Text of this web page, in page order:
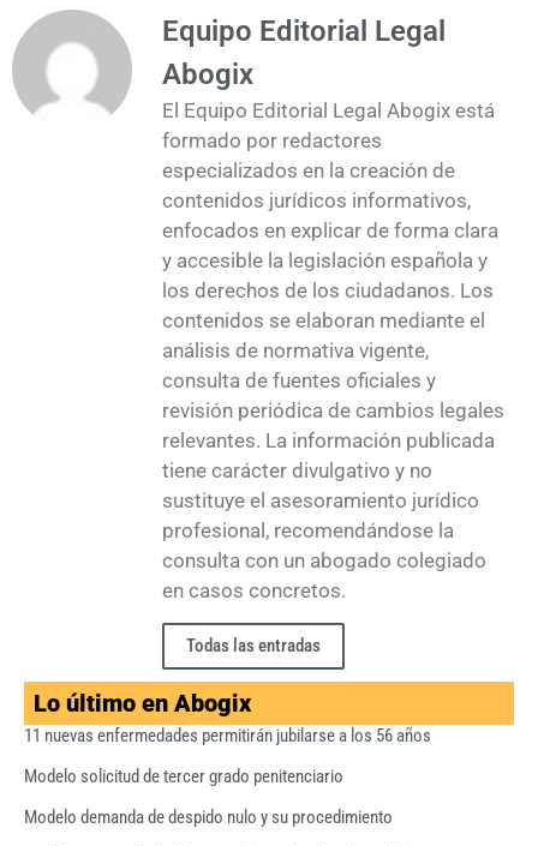
Equipo Editorial Legal
Abogix
El Equipo Editorial Legal Abogix está
formado por redactores
especializados en la creación de
contenidos jurídicos informativos,
enfocados en explicar de forma clara
y accesible la legislación española y
los derechos de los ciudadanos. Los
contenidos se elaboran mediante el
análisis de normativa vigente,
consulta de fuentes oficiales y
revisión periódica de cambios legales
relevantes. La información publicada
tiene carácter divulgativo y no
sustituye el asesoramiento jurídico
profesional, recomendándose la
consulta con un abogado colegiado
en casos concretos.
Todas las entradas
Lo último en Abogix
11 nuevas enfermedades permitirán jubilarse a los 56 años
Modelo solicitud de tercer grado penitenciario
Modelo demanda de despido nulo y su procedimiento